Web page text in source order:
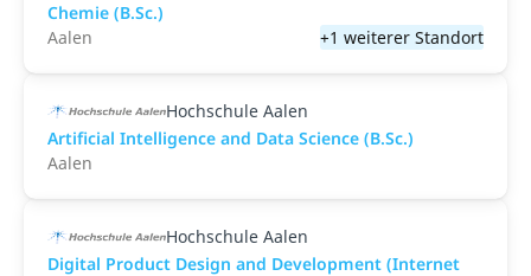
Chemie (B.Sc.)
Aalen
+1 weiterer Standort
Hochschule Aalen
Artificial Intelligence and Data Science (B.Sc.)
Aalen
Hochschule Aalen
Digital Product Design and Development (Internet